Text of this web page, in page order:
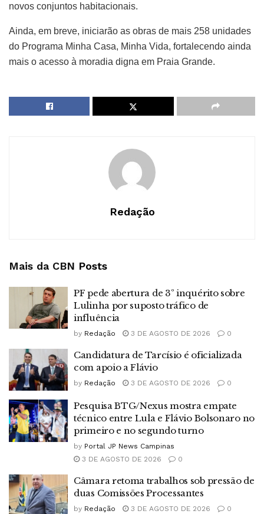
novos conjuntos habitacionais.
Ainda, em breve, iniciarão as obras de mais 258 unidades
do Programa Minha Casa, Minha Vida, fortalecendo ainda
mais o acesso à moradia digna em Praia Grande.
Redação
Mais da CBN Posts
PF pede abertura de 3º inquérito sobre
Lulinha por suposto tráfico de
influência
by Redação 3 DE AGOSTO DE 2026 0
Candidatura de Tarcísio é oficializada
com apoio a Flávio
by Redação 3 DE AGOSTO DE 2026 0
Pesquisa BTG/Nexus mostra empate
técnico entre Lula e Flávio Bolsonaro no
primeiro e no segundo turno
by Portal JP News Campinas
3 DE AGOSTO DE 2026
0
Câmara retoma trabalhos sob pressão de
duas Comissões Processantes
by Redação 3 DE AGOSTO DE 2026 0